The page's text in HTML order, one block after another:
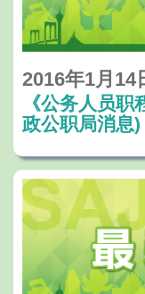
2016年1月14
《公务人员
政公职局消息)